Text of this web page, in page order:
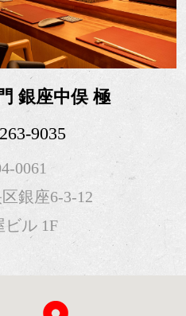
銀座中俣 極
9035
0061
銀座6-3-12
ビル 1F